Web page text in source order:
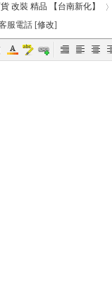
改裝 精品 【台南新化】
服電話 [修改]